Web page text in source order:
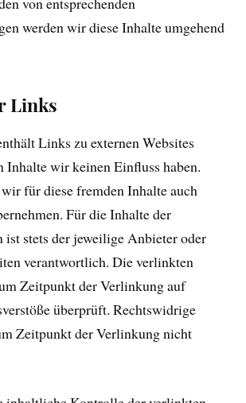
werden wir diese Inhalte umgehend
Links
Links zu externen Websites
Inhalte wir keinen Einfluss haben.
für diese fremden Inhalte auch
Für die Inhalte der
ist stets der jeweilige Anbieter oder
verantwortlich. Die verlinkten
Zeitpunkt der Verlinkung auf
überprüft. Rechtswidrige
Zeitpunkt der Verlinkung nicht